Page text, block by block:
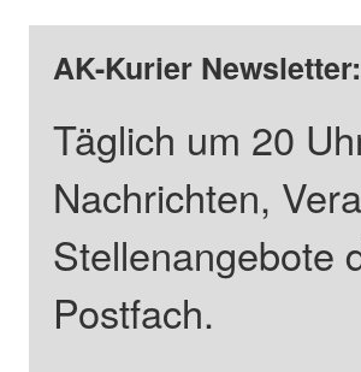
AK-Kurier
Täglich um 20
Nachrichten,
Stellenangebote
Postfach.